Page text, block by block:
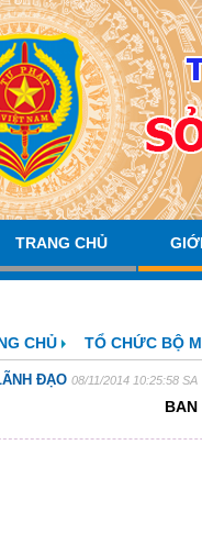
TRANG CHỦ
CHỦ TỔ CHỨC BỘ
ĐẠO 08/11/2014 10:25:58 SA